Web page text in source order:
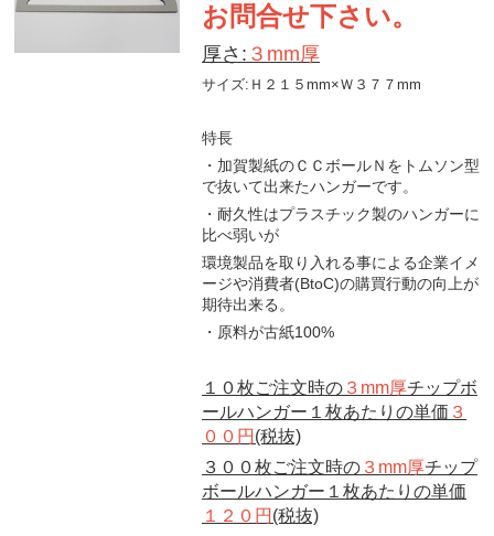
お問合せ下さい。
厚さ: ３mm厚
サイズ:Ｈ２１５mm×Ｗ３７７mm
特長
・加賀製紙のＣＣボールＮをトムソン型
で抜いて出来たハンガーです。
・耐久性はプラスチック製のハンガーに
比べ弱いが
環境製品を取り入れる事による企業イメ
ージや消費者(BtoC)の購買行動の向上が
期待出来る。
・原料が古紙100%
１０枚ご注文時の ３mm厚チップボ
ールハンガー１枚あたりの単価 ３
００円 (税抜)
３００枚ご注文時の ３mm厚チップ
ボールハンガー１枚あたりの単価
１２０円 (税抜)